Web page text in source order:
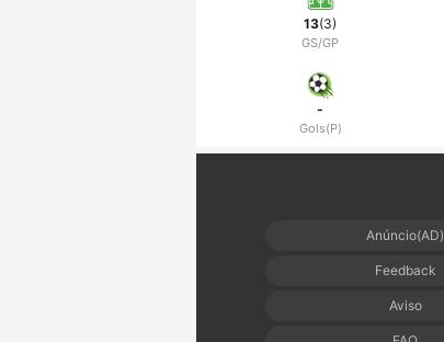
13(3)
GS/GP
-
Gols(P)
Anúncio(AD)
Feedback
Aviso